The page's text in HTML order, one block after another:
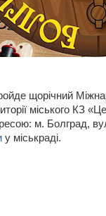
щорічний
міського КЗ
м. Болград,
у міськраді.